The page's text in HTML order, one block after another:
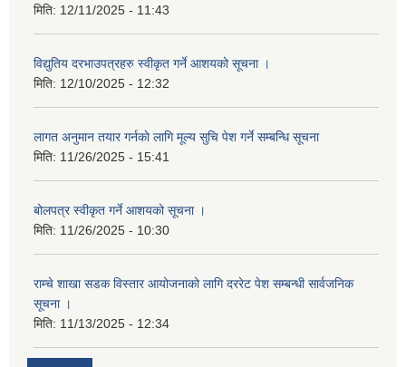
मिति: 12/11/2025 - 11:43
विद्युतिय दरभाउपत्रहरु स्वीकृत गर्ने आशयको सूचना ।
मिति: 12/10/2025 - 12:32
लागत अनुमान तयार गर्नकाे लागि मूल्य सुचि पेश गर्ने सम्बन्धि सूचना
मिति: 11/26/2025 - 15:41
बोलपत्र स्वीकृत गर्ने आशयको सूचना ।
मिति: 11/26/2025 - 10:30
राम्चे शाखा सडक विस्तार आयोजनाको लागि दररेट पेश सम्बन्धी सार्वजनिक
सूचना ।
मिति: 11/13/2025 - 12:34